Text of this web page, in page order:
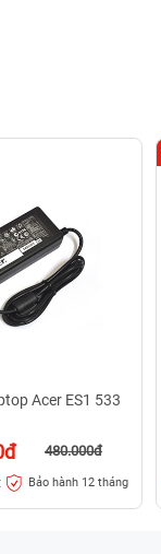
Acer ES1 533
480.000đ
Bảo hành 12 tháng